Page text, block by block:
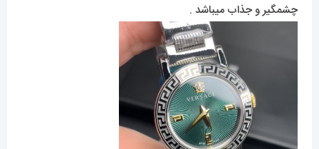
چشمگیر و جذاب میباشد .